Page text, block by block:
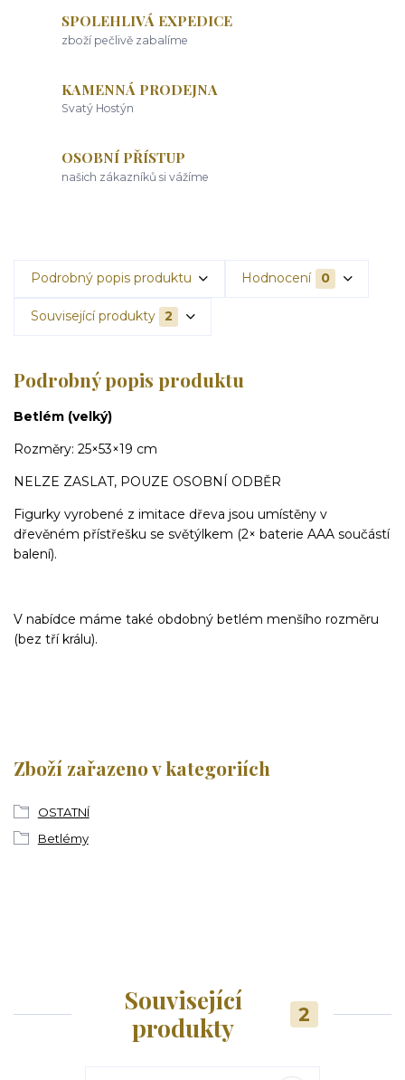
SPOLEHLIVÁ EXPEDICE
zboží pečlivě zabalíme
KAMENNÁ PRODEJNA
Svatý Hostýn
OSOBNÍ PŘÍSTUP
našich zákazníků si vážíme
Podrobný popis produktu Hodnocení 0
Související produkty 2
Podrobný popis produktu
Betlém (velký)
Rozměry: 25×53×19 cm
NELZE ZASLAT, POUZE OSOBNÍ ODBĚR
Figurky vyrobené z imitace dřeva jsou umístěny v
dřevěném přístřešku se světýlkem (2× baterie AAA součástí
balení).
V nabídce máme také obdobný betlém menšího rozměru
(bez tří králu).
Zboží zařazeno v kategoriích
OSTATNÍ
Betlémy
Související
produkty
2